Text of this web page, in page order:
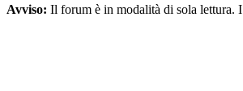
Avviso: Il forum è in modalità di sola lettura.